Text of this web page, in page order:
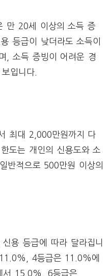
만 20세 이상의 소득 증
등급이 낮더라도 소득이
, 소득 증빙이 어려운 경
입니다.
최대 2,000만원까지 다
도는 개인의 신용도와 소
반적으로 500만원 이상의
용 등급에 따라 달라집니
4등급은 11.0%에
15.0%, 6등급은